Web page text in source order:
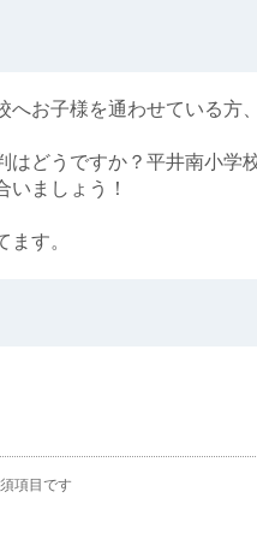
へお子様を通わせている方
はどうですか？平井南小学
いましょう！
ます。
項目です